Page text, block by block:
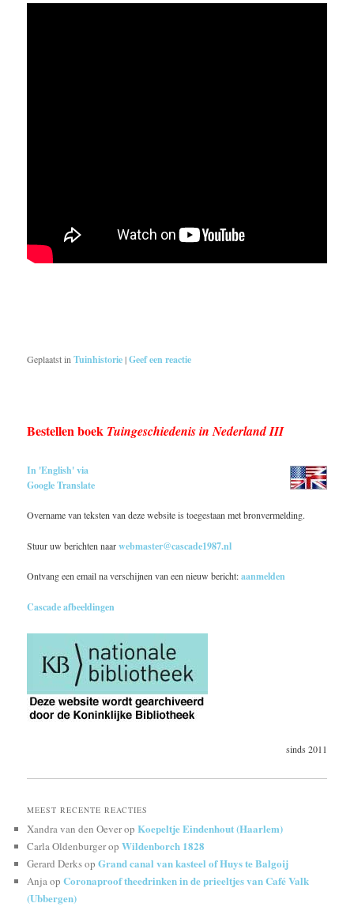
Geplaatst in Tuinhistorie|Geef een reactie
Bestellen boek Tuingeschiedenis in Nederland III
In 'English' via
Google Translate
Overname van teksten van deze website is toegestaan met bronvermelding.
Stuur uw berichten naarwebmaster@cascade1987.nl
Ontvang een email na verschijnen van een nieuw bericht:aanmelden
Cascade afbeeldingen
sinds 2011
MEEST RECENTE REACTIES
Xandra van den OeveropKoepeltje Eindenhout (Haarlem)
Carla OldenburgeropWildenborch 1828
Gerard DerksopGrand canal van kasteel of Huys te Balgoij
AnjaopCoronaproof theedrinken in de prieeltjes van Café Valk
(Ubbergen)